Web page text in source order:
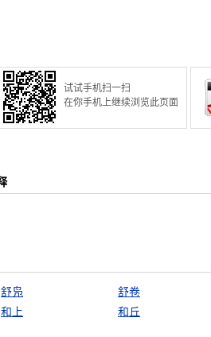
试试手机扫一扫
在你手机上继续浏览此页面
舒凫
舒卷
和上 和丘